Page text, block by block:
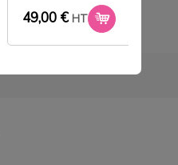
49,00 € HT